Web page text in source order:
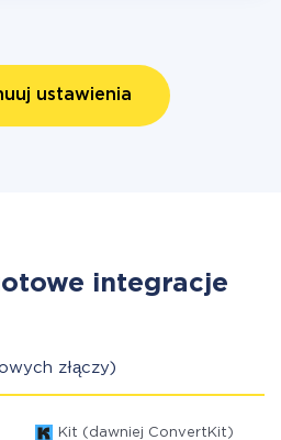
ustawienia
integracje
złączy)
Kit (dawniej ConvertKit)